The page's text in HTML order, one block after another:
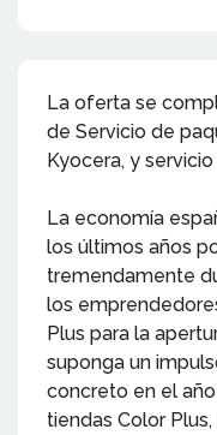
La oferta se
de Servicio de
Kyocera, y
La economía
los últimos años
tremendamente
los
Plus para la
suponga un
concreto en el
tiendas Color